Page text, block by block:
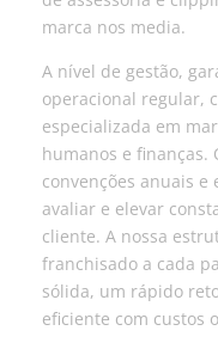
marca nos media.
A nível de gestão,
operacional regular,
especializada em
humanos e finanças.
convenções anuais
avaliar e elevar
cliente. A nossa
franchisado a cada
sólida, um rápido
eficiente com custos